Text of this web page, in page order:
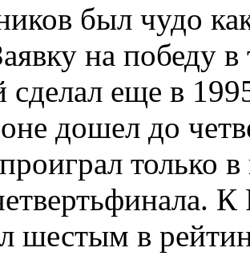
был чудо
на победу
сделал еще в
дошел до
только
шестым в